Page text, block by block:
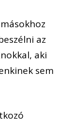
az
aki
sem